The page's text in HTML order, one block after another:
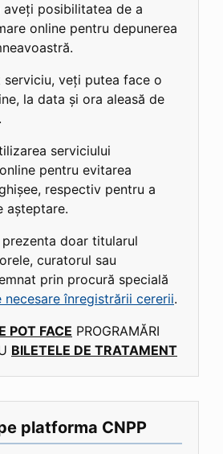
aveți posibilitatea de a
online pentru depunerea
serviciu, veți putea face o
la data și ora aleasă de
serviciului
pentru evitarea
respectiv pentru a
așteptare.
prezenta doar titularul
curatorul sau
prin procură specială
necesare înregistrării cererii.
POT FACE PROGRAMĂRI
BILETELE DE TRATAMENT
platforma CNPP